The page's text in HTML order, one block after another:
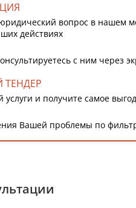
вопрос в нашем
действиях
с ним через
ТЕНДЕР
и получите самое
Вашей проблемы по